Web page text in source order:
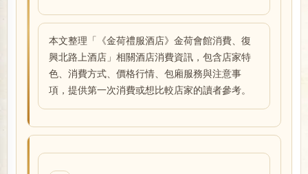
本文整理「《金荷禮服酒店》金荷會館消費、復
興北路上酒店」相關酒店消費資訊，包含店家特
色、消費方式、價格行情、包廂服務與注意事
項，提供第一次消費或想比較店家的讀者參考。